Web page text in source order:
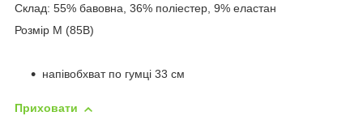
Склад: 55% бавовна, 36% поліестер, 9% еластан
Розмір M (85B)
напівобхват по гумці 33 см
Приховати